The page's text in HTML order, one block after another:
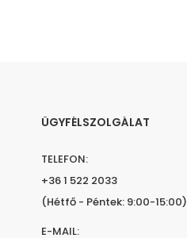
ÜGYFÉLSZOLGÁLAT
TELEFON:
+36 1 522 2033
(Hétfő - Péntek: 9:00-15:00)
E-MAIL: